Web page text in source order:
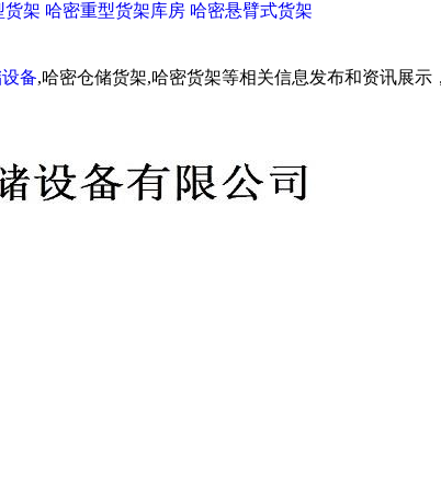
货架 哈密重型货架库房 哈密悬臂式货架
备,哈密仓储货架,哈密货架等相关信息发布和资讯展示